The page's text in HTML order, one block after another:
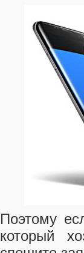
Поэтому
который